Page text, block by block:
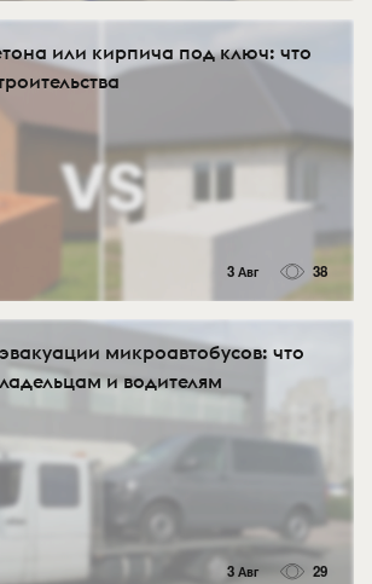
или кирпича под ключ: что
3 Авг 38
микроавтобусов: что
и водителям
3 Авг 29